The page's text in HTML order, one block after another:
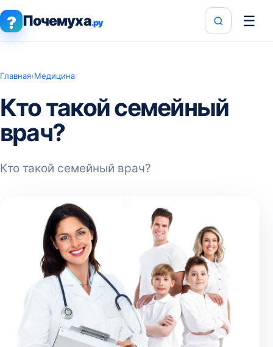
? Почемуха.ру ☰
Главная›Медицина
Кто такой семейный
врач?
Кто такой семейный врач?